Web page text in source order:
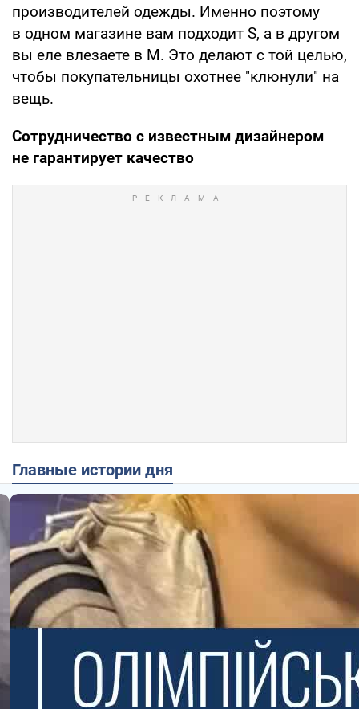
производителей одежды. Именно поэтому
в одном магазине вам подходит S, а в другом
вы еле влезаете в M. Это делают с той целью,
чтобы покупательницы охотнее "клюнули" на
вещь.
Сотрудничество с известным дизайнером
не гарантирует качество
Главные истории дня